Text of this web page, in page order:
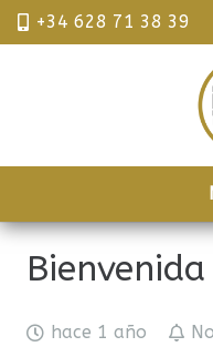
+34 628 71 38 39
hace 1 año